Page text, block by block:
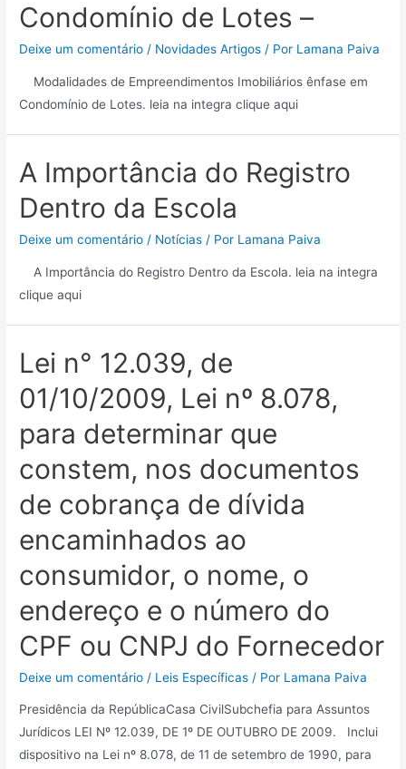
Condomínio de Lotes –
Deixe um comentário / Novidades Artigos / Por Lamana Paiva
Modalidades de Empreendimentos Imobiliários ênfase em
Condomínio de Lotes. leia na integra clique aqui
A Importância do Registro
Dentro da Escola
Deixe um comentário / Notícias / Por Lamana Paiva
A Importância do Registro Dentro da Escola. leia na integra
clique aqui
Lei n° 12.039, de
01/10/2009, Lei nº 8.078,
para determinar que
constem, nos documentos
de cobrança de dívida
encaminhados ao
consumidor, o nome, o
endereço e o número do
CPF ou CNPJ do Fornecedor
Deixe um comentário / Leis Específicas / Por Lamana Paiva
Presidência da RepúblicaCasa CivilSubchefia para Assuntos
Jurídicos LEI Nº 12.039, DE 1º DE OUTUBRO DE 2009. Inclui
dispositivo na Lei nº 8.078, de 11 de setembro de 1990, para